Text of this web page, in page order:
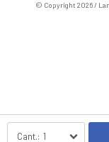
1
© Copyright 2026 /